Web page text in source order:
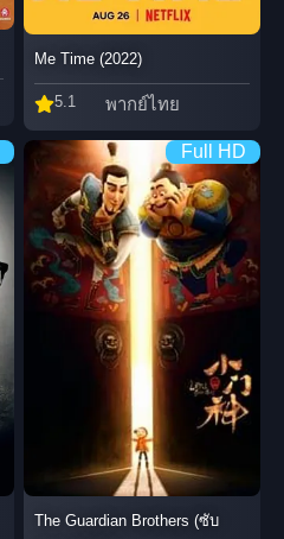
Me Time (2022)
5.1 พากย์ไทย
Full HD
The Guardian Brothers (ซับ